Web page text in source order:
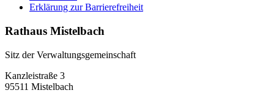
Erklärung zur Barrierefreiheit
Rathaus Mistelbach
Sitz der Verwaltungsgemeinschaft
Kanzleistraße 3
95511 Mistelbach